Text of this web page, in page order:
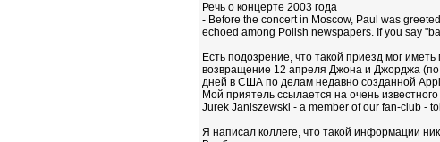
Речь о концерте 2003 года
- Before the concert in Moscow, Paul was
echoed among Polish newspapers. If you say
Есть подозрение, что такой приезд мог
возвращение 12 апреля Джона и Джорджа (по
дней в США по делам недавно созданной
Мой приятель ссылается на очень
Jurek Janiszewski - a member of our fan-club -
Я написал коллеге, что такой информации